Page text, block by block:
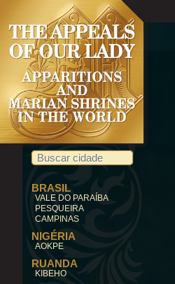
BRASIL
VALE DO PARAÍBA
PESQUEIRA
CAMPINAS
NIGÉRIA
AOKPE
RUANDA
KIBEHO